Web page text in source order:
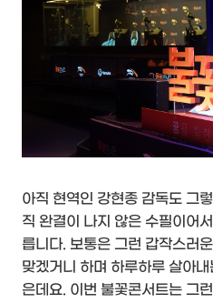
아직 현역인 강현종 감독도 그
직 완결이 나지 않은 수필이어
릅니다. 보통은 그런 갑작스러
맞겠거니 하며 하루하루 살아
은데요. 이번 불꽃콘서트는 그